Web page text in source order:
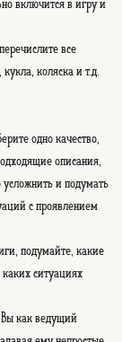
включится в игру и
все
коляска и т.д.
одно качество,
описания,
и подумать
с проявлением
подумайте, какие
каких ситуациях
Вы как ведущий